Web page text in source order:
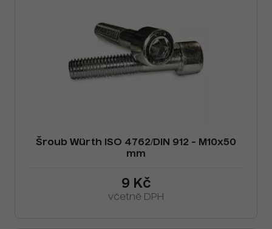
Šroub Würth ISO 4762/DIN 912 - M10x50
mm
9 Kč
včetně DPH